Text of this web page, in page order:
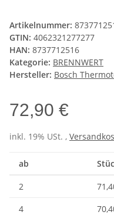
Artikelnummer:
GTIN: 4062321277277
HAN: 8737712516
Kategorie: BRENNWERT
Hersteller: Bosch
72,90 €
inkl. 19% USt. ,
ab
2
4